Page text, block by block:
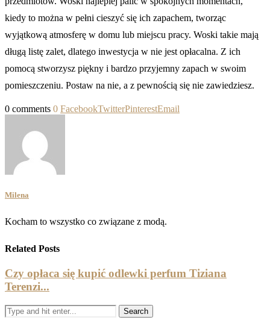
kiedy to można w pełni cieszyć się ich zapachem, tworząc
wyjątkową atmosferę w domu lub miejscu pracy. Woski takie mają
długą listę zalet, dlatego inwestycja w nie jest opłacalna. Z ich
pomocą stworzysz piękny i bardzo przyjemny zapach w swoim
pomieszczeniu. Postaw na nie, a z pewnością się nie zawiedziesz.
0 comments 0 FacebookTwitterPinterestEmail
Milena
Kocham to wszystko co związane z modą.
Related Posts
Czy opłaca się kupić odlewki perfum Tiziana
Terenzi...